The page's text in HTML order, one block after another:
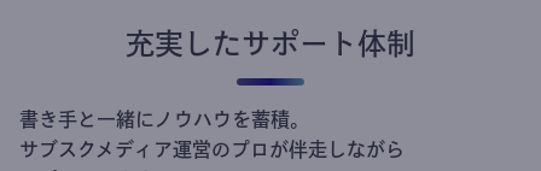
充実したサポート体制
書き手と一緒にノウハウを蓄積。
サブスクメディア運営のプロが伴走しながら